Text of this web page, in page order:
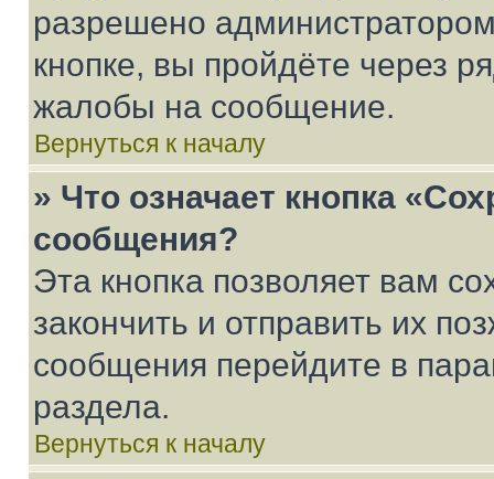
разрешено
кнопке, вы пройдёте через
жалобы на сообщение.
Вернуться к началу
» Что означает кнопка
сообщения?
Эта кнопка позволяет вам
закончить и отправить их
сообщения перейдите в
раздела.
Вернуться к началу